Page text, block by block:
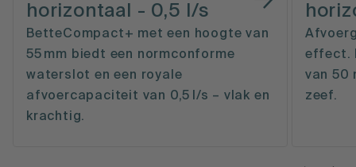
horizontaal - 0,5 l/s
BetteCompact+ met een hoogte van
55 mm biedt een normconforme
waterslot en een royale
afvoercapaciteit van 0,5 l/s – vlak en
krachtig.
effect.
van 50
zeef.